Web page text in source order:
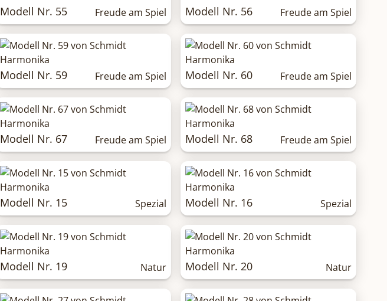
Modell Nr. 55 Freude am Spiel Modell Nr. 56 Freude am Spiel
Modell Nr. 59 Freude am Spiel Modell Nr. 60 Freude am Spiel
Modell Nr. 67 Freude am Spiel Modell Nr. 68 Freude am Spiel
Modell Nr. 15 Spezial Modell Nr. 16 Spezial
Modell Nr. 19 Natur Modell Nr. 20 Natur